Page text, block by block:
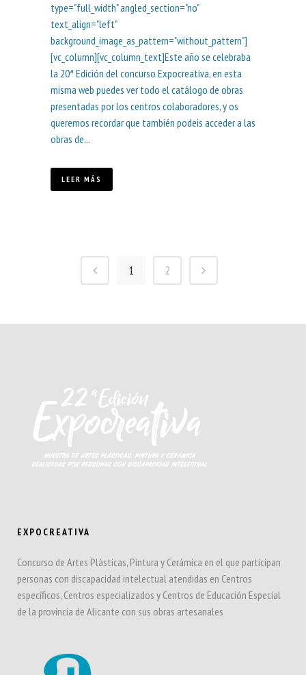
type="full_width" angled_section="no"
text_align="left"
background_image_as_pattern="without_pattern"]
[vc_column][vc_column_text]Este año se celebraba
la 20ª Edición del concurso Expocreativa, en esta
misma web puedes ver todo el catálogo de obras
presentadas por los centros colaboradores, y os
queremos recordar que también podeis acceder a las
obras de...
LEER MÁS
1 2
EXPOCREATIVA
Concurso de Artes Plásticas, Pintura y Cerámica en el que participan
personas con discapacidad intelectual atendidas en Centros
específicos, Centros especializados y Centros de Educación Especial
de la provincia de Alicante con sus obras artesanales